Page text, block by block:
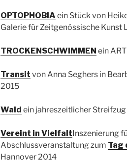
OPTOPHOBIA ein Stück von
Galerie für Zeitgenössische Kunst
TROCKENSCHWIMMEN ein
Transit von Anna Seghers in
2015
Wald ein jahreszeitlicher
Vereint in VielfaltInszenierung
Abschlussveranstaltung zum Tag
Hannover 2014